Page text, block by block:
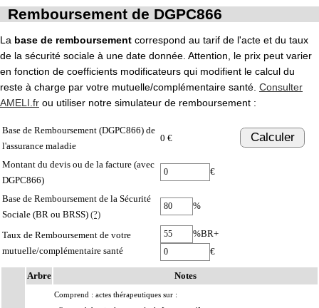
Remboursement de DGPC866
La base de remboursement correspond au tarif de l'acte et du taux
de la sécurité sociale à une date donnée. Attention, le prix peut varier
en fonction de coefficients modificateurs qui modifient le calcul du
reste à charge par votre mutuelle/complémentaire santé. Consulter
AMELI.fr ou utiliser notre simulateur de remboursement :
Base de Remboursement (DGPC866) de
l'assurance maladie
0 € Calculer
Montant du devis ou de la facture (avec
DGPC866)
€
Base de Remboursement de la Sécurité
Sociale (BR ou BRSS) (?)
%
Taux de Remboursement de votre
mutuelle/complémentaire santé
%BR+
€
Arbre Notes
Comprend : actes thérapeutiques sur :